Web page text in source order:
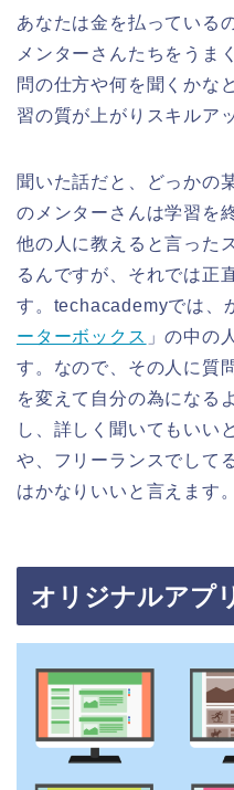
あなたは金を払っている
メンターさんたちをうま
問の仕方や何を聞くかな
習の質が上がりスキルア
聞いた話だと、どっかの
のメンターさんは学習を
他の人に教えると言った
るんですが、それでは正
す。techacademyでは、
ーターボックス 」の中の
す。なので、その人に質
を変えて自分の為になる
し、詳しく聞いてもいい
や、フリーランスでして
はかなりいいと言えます。
オリジナルアプ